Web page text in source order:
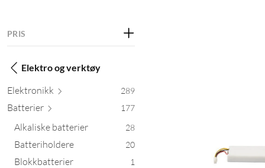
PRIS
Elektro og verktøy
Elektronikk 289
Batterier 177
Alkaliske batterier 28
Batteriholdere 20
Blokkbatterier 1